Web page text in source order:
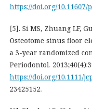
https://doi.org/10.11607/
[5]. Si MS, Zhuang LF,
Osteotome sinus floor
a 3-year randomized
Periodontol.
https://doi.org/10.1111/
23425152.